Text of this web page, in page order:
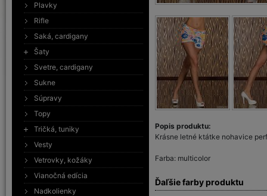
Plavky
Rifle
Saká, cardigany
Šaty
Svetre, cardigany
Sukne
Súpravy
Topy
Tričká, tuniky
Vesty
Vetrovky, kožáky
Vianočná edícia
Nadkolienky
Popis produktu:
Krásne letné ktátke nohavice
Farba: multicolor
Ďaľšie farby produktu